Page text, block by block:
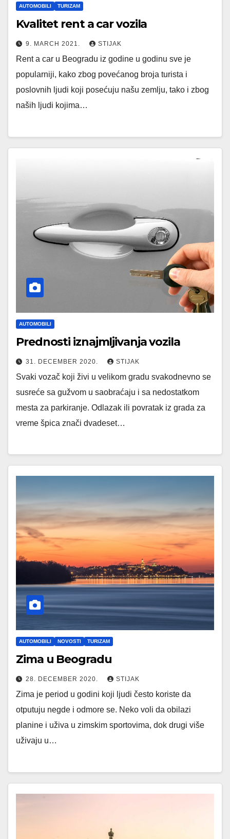
AUTOMOBILI TURIZAM
Kvalitet rent a car vozila
9. MARCH 2021. STIJAK
Rent a car u Beogradu iz godine u godinu sve je
popularniji, kako zbog povećanog broja turista i
poslovnih ljudi koji posećuju našu zemlju, tako i zbog
naših ljudi kojima…
AUTOMOBILI
Prednosti iznajmljivanja vozila
31. DECEMBER 2020. STIJAK
Svaki vozač koji živi u velikom gradu svakodnevno se
susreće sa gužvom u saobraćaju i sa nedostatkom
mesta za parkiranje. Odlazak ili povratak iz grada za
vreme špica znači dvadeset…
AUTOMOBILI NOVOSTI TURIZAM
Zima u Beogradu
28. DECEMBER 2020. STIJAK
Zima je period u godini koji ljudi često koriste da
otputuju negde i odmore se. Neko voli da obilazi
planine i uživa u zimskim sportovima, dok drugi više
uživaju u…